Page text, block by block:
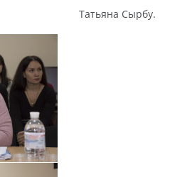
Татьяна Сырбу.